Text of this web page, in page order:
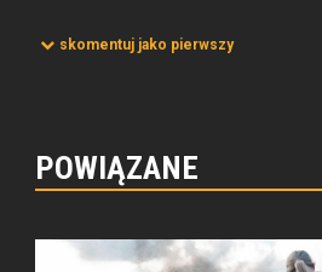
skomentuj jako pierwszy
POWIĄZANE